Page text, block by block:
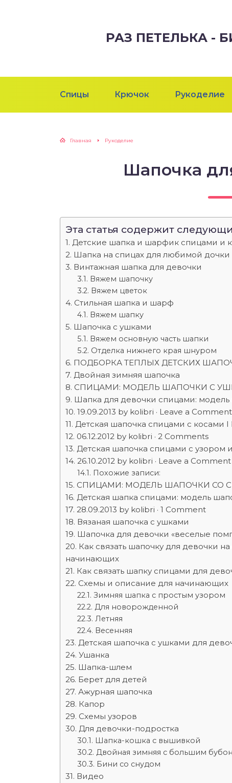
РАЗ ПЕТЕЛЬКА -
Спицы Крючок Рукоделие
Главная Рукоделие
Шапочка
Эта статья содержит
Детские шапка и шарфик спицами и
Шапка на спицах для любимой дочки
Винтажная шапка для девочки
Вяжем шапочку
Вяжем цветок
Стильная шапка и шарф
Вяжем шапку
Шапочка с ушками
Вяжем основную часть шапки
Отделка нижнего края шнуром
ПОДБОРКА ТЕПЛЫХ ДЕТСКИХ
Двойная зимняя шапочка
СПИЦАМИ: МОДЕЛЬ ШАПОЧКИ С
Шапка для девочки спицами:
19.09.2013 by kolibri · Leave a Comment
Детская шапочка спицами с косами I
06.12.2012 by kolibri · 2 Comments
Детская шапочка спицами с узором
26.10.2012 by kolibri · Leave a Comment
Похожие записи:
СПИЦАМИ: МОДЕЛЬ ШАПОЧКИ СО
Детская шапка спицами: модель
28.09.2013 by kolibri · 1 Comment
Вязаная шапочка с ушками
Шапочка для девочки «веселые
Как связать шапочку для девочки
начинающих
Как связать шапку спицами для
Схемы и описание для начинающих
Зимняя шапка с простым узором
Для новорожденной
Летняя­
Весенняя­
Детская шапочка с ушками для
Ушанка
Шапка-шлем
Берет для детей
Ажурная шапочка
Капор
Схемы узоров­
Для девочки-подростка
Шапка-кошка с вышивкой
Двойная зимняя с большим
Бини со снудом
Видео